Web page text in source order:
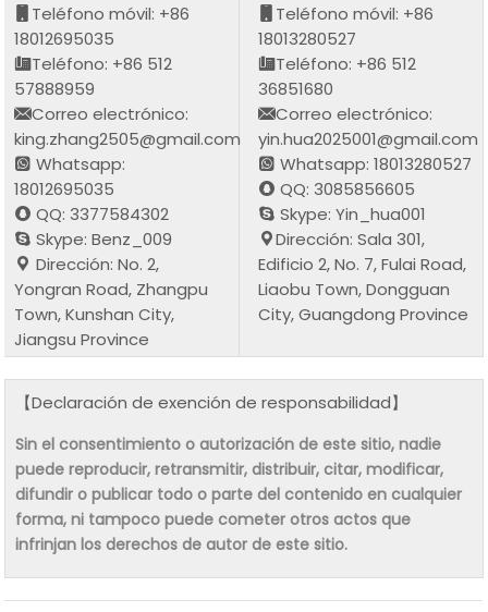
Teléfono móvil: +86
18012695035
Teléfono: +86 512
57888959
Correo electrónico:
king.zhang2505@gmail.com
Whatsapp:
18012695035
QQ: 3377584302
Skype: Benz_009
Dirección: No. 2,
Yongran Road, Zhangpu
Town, Kunshan City,
Jiangsu Province
Teléfono móvil: +86
18013280527
Teléfono: +86 512
36851680
Correo electrónico:
yin.hua2025001@gmail.com
Whatsapp: 18013280527
QQ: 3085856605
Skype: Yin_hua001
Dirección: Sala 301,
Edificio 2, No. 7, Fulai Road,
Liaobu Town, Dongguan
City, Guangdong Province
【Declaración de exención de responsabilidad】
Sin el consentimiento o autorización de este sitio, nadie
puede reproducir, retransmitir, distribuir, citar, modificar,
difundir o publicar todo o parte del contenido en cualquier
forma, ni tampoco puede cometer otros actos que
infrinjan los derechos de autor de este sitio.